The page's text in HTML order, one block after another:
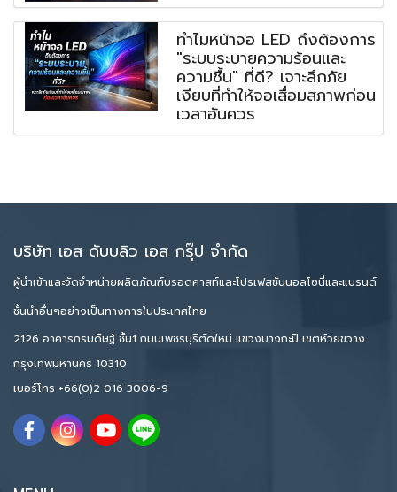
ทำไมหน้าจอ LED ถึงต้องการ
"ระบบระบายความร้อนและ
ความชื้น" ที่ดี? เจาะลึกภัย
เงียบที่ทำให้จอเสื่อมสภาพก่อน
เวลาอันควร
บริษัท เอส ดับบลิว เอส กรุ๊ป จำกัด
ผู้นำเข้าและจัดจำหน่ายผลิตภัณฑ์บรอดคาสท์และโปรเฟสชันนอลโซนี่และแบรนด์
ชั้นนำอื่นๆอย่างเป็นทางการในประเทศไทย
2126 อาคารกรมดิษฐ์ ชั้น1 ถนนเพชรบุรีตัดใหม่ แขวงบางกะปิ เขตห้วยขวาง
กรุงเทพมหานคร 10310
เบอร์โทร +66(0)2 016 3006-9